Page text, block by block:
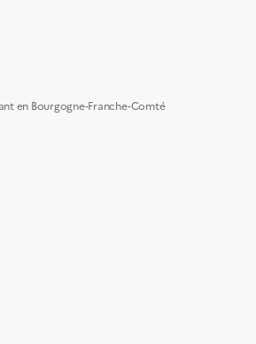
en Bourgogne-Franche-Comté